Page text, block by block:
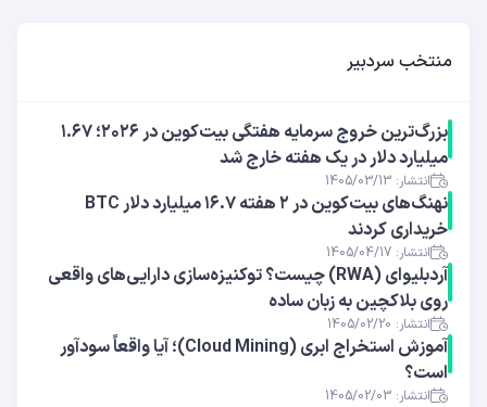
منتخب سردبیر
بزرگ‌ترین خروج سرمایه هفتگی بیت‌کوین در ۲۰۲۶؛ ۱.۶۷
میلیارد دلار در یک هفته خارج شد
انتشار: 1405/03/13
نهنگ‌های بیت‌کوین در ۲ هفته ۱۶.۷ میلیارد دلار BTC
خریداری کردند
انتشار: 1405/04/17
آر‌دبلیوای (RWA) چیست؟ توکنیزه‌سازی دارایی‌های واقعی
روی بلاکچین به زبان ساده
انتشار: 1405/02/20
آموزش استخراج ابری (Cloud Mining)؛ آیا واقعاً سودآور
است؟
انتشار: 1405/02/03